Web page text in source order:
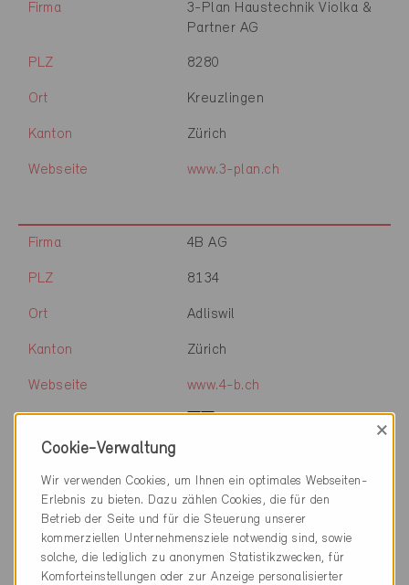
Firma
3-Plan Haustechnik Violka &
Partner AG
PLZ 8280
Ort Kreuzlingen
Kanton Zürich
Webseite www.3-plan.ch
Firma 4B AG
PLZ 8134
Ort Adliswil
Kanton Zürich
Webseite www.4-b.ch
PLZ 8305
Ort Dietlikon
Kanton Zürich
Cookie-Verwaltung
×
Wir verwenden Cookies, um Ihnen ein optimales Webseiten-
Erlebnis zu bieten. Dazu zählen Cookies, die für den
Betrieb der Seite und für die Steuerung unserer
kommerziellen Unternehmensziele notwendig sind, sowie
solche, die lediglich zu anonymen Statistikzwecken, für
Komforteinstellungen oder zur Anzeige personalisierter